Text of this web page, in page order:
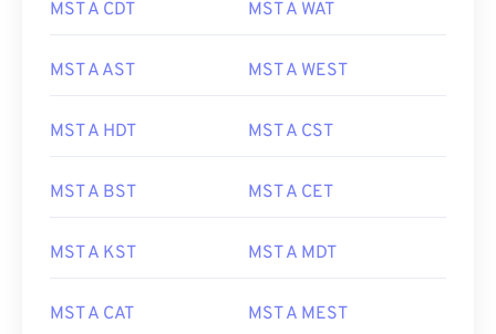
MST A CDT MST A WAT
MST A AST MST A WEST
MST A HDT MST A CST
MST A BST MST A CET
MST A KST MST A MDT
MST A CAT MST A MEST